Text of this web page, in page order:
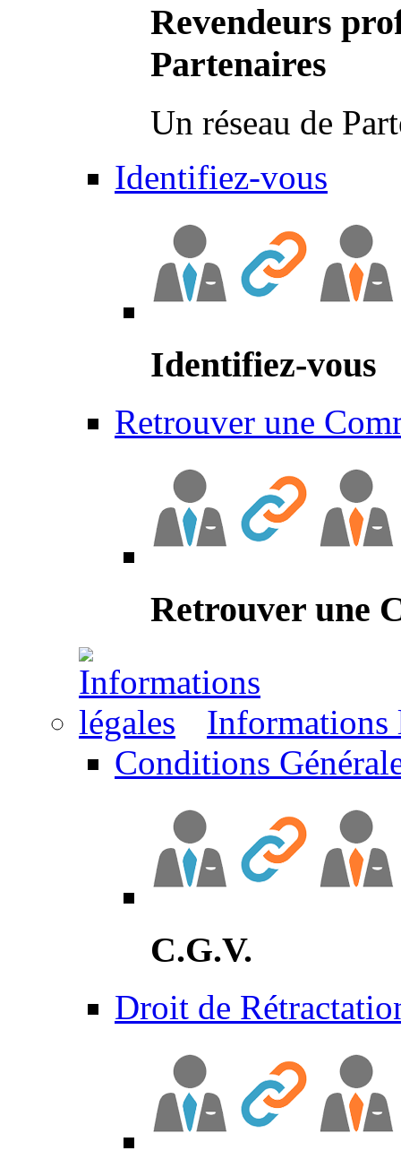
Revendeurs
Partenaires
Un réseau de
Identifiez-vous
Identifiez-vous
Retrouver une
Retrouver une
Informations
Conditions
C.G.V.
Droit de